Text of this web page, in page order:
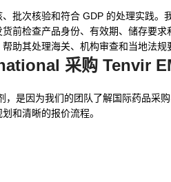
批次核验和符合 GDP 的处理实践
前检查产品身份、有效期、储存要
助其处理海关、机构审查和当地法规
采购 Tenvir
是因为我们的团队了解国际药品采
和清晰的报价流程。